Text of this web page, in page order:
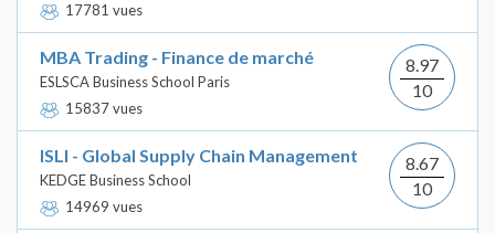
17781 vues
MBA Trading - Finance de marché
ESLSCA Business School Paris
15837 vues
8.97
10
ISLI - Global Supply Chain Management
KEDGE Business School
14969 vues
8.67
10